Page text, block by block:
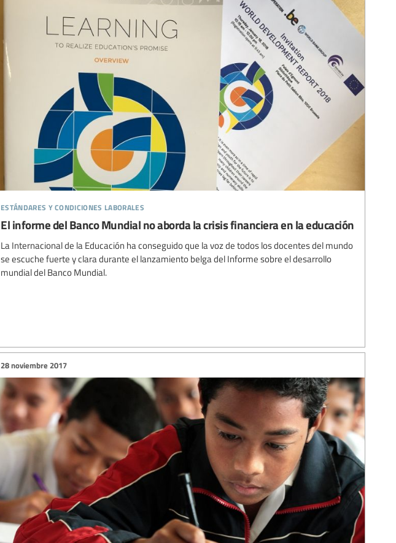
estándares y condiciones laborales
El informe del Banco Mundial no aborda la crisis financiera en la educación
La Internacional de la Educación ha conseguido que la voz de todos los docentes del mundo
se escuche fuerte y clara durante el lanzamiento belga del Informe sobre el desarrollo
mundial del Banco Mundial.
28 noviembre 2017